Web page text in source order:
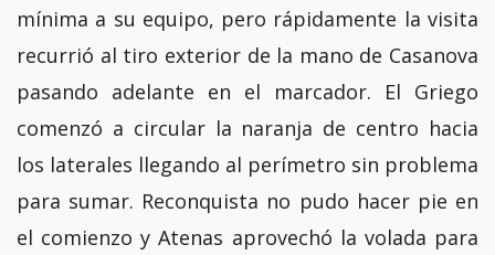
mínima a su equipo, pero rápidamente la visita
recurrió al tiro exterior de la mano de Casanova
pasando adelante en el marcador. El Griego
comenzó a circular la naranja de centro hacia
los laterales llegando al perímetro sin problema
para sumar. Reconquista no pudo hacer pie en
el comienzo y Atenas aprovechó la volada para